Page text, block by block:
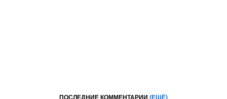
ПОСЛЕДНИЕ КОММЕНТАРИИ (ЕЩЁ)